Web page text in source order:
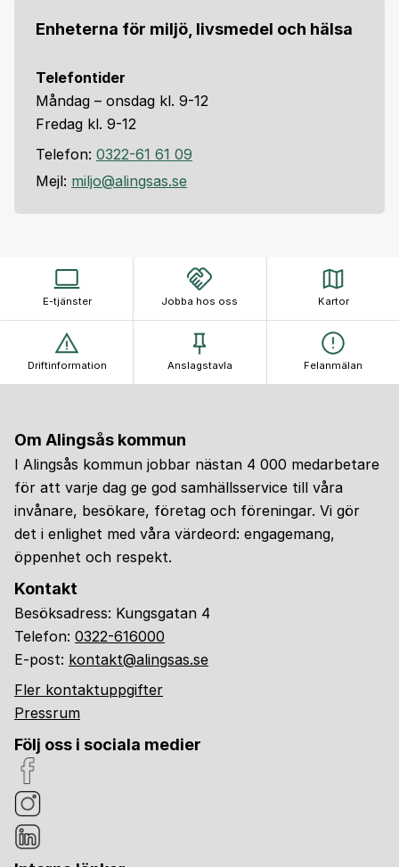
Enheterna för miljö, livsmedel och hälsa
Telefontider
Måndag – onsdag kl. 9-12
Fredag kl. 9-12
Telefon: 0322-61 61 09
Mejl: miljo@alingsas.se
E-tjänster Jobba hos oss Kartor
Driftinformation Anslagstavla Felanmälan
Om Alingsås kommun
I Alingsås kommun jobbar nästan 4 000 medarbetare
för att varje dag ge god samhällsservice till våra
invånare, besökare, företag och föreningar. Vi gör
det i enlighet med våra värdeord: engagemang,
öppenhet och respekt.
Kontakt
Besöksadress: Kungsgatan 4
Telefon: 0322-616000
E-post: kontakt@alingsas.se
Fler kontaktuppgifter
Pressrum
Följ oss i sociala medier